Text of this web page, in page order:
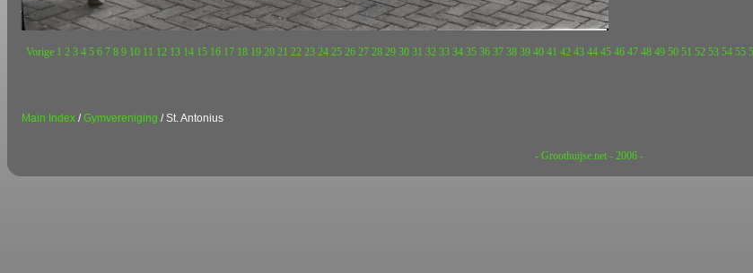
Vorige 1 2 3 4 5 6 7 8 9 10 11 12 13 14 15 16 17 18 19 20 21 22 23 24 25 26 27 28 29 30 31 32 33 34 35 36 37 38 39 40 41 42 43 44 45 46 47 48 49 50 51 52 53 54 55
Main Index /Gymvereniging / St. Antonius
- Groothuijse.net - 2006 -